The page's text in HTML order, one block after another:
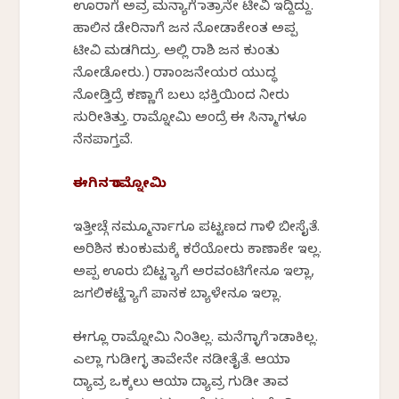
ಊರಾಗೆ ಅವ್ರ ಮನ್ಯಾಗೆ ಮಾತ್ರಾನೇ ಟೀವಿ ಇದ್ದಿದ್ದು.
ಹಾಲಿನ ಡೇರಿನಾಗೆ ಜನ ನೋಡಾಕೇಂತ ಅಪ್ಪ
ಟೀವಿ ಮಡಗಿದ್ರು. ಅಲ್ಲಿ ರಾಶಿ ಜನ ಕುಂತು
ನೋಡೋರು.) ರಾಮಾಂಜನೇಯರ ಯುದ್ಧ
ನೋಡ್ತಿದ್ರೆ ಕಣ್ಣಾಗೆ ಬಲು ಭಕ್ತಿಯಿಂದ ನೀರು
ಸುರೀತಿತ್ತು.‌ ರಾಮ್ನೋಮಿ ಅಂದ್ರೆ ಈ ಸಿನ್ಮಾಗಳೂ
ನೆನಪಾಗ್ತವೆ.
ಈಗಿನ‌ ರಾಮ್ನೋಮಿ
ಇತ್ತೀಚ್ಗೆ ನಮ್ಮೂರ್ನಾಗೂ ಪಟ್ಟಣದ ಗಾಳಿ ಬೀಸೈತೆ.
ಅರಿಶಿನ ಕುಂಕುಮಕ್ಕೆ ಕರೆಯೋರು ಕಾಣಾಕೇ ಇಲ್ಲ.
ಅಪ್ಪ ಊರು ಬಿಟ್ಟ ಮ್ಯಾಗೆ ಅರವಂಟಿಗೇನೂ ಇಲ್ಲಾ,
ಜಗಲಿಕಟ್ಟೆ ಮ್ಯಾಗೆ ಪಾನಕ‌ ಬ್ಯಾಳೇನೂ ಇಲ್ಲಾ.
ಈಗ್ಲೂ ರಾಮ್ನೋಮಿ ನಿಂತಿಲ್ಲ. ಮನೆಗ್ಳಾಗೆ ಮಾಡಾಕಿಲ್ಲ.‌
ಎಲ್ಲಾ ಗುಡೀಗ್ಳ ತಾವೇನೇ ನಡೀತೈತೆ. ಆಯಾ
ದ್ಯಾವ್ರ ಒಕ್ಕಲು ಆಯಾ ದ್ಯಾವ್ರ ಗುಡೀ ತಾವ